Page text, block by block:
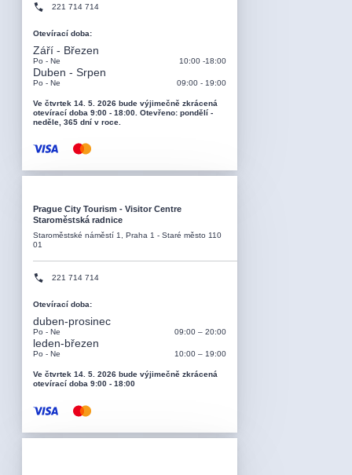
221 714 714
Otevírací doba:
Září - Březen
Po - Ne 10:00 -18:00
Duben - Srpen
Po - Ne 09:00 - 19:00
Ve čtvrtek 14. 5. 2026 bude výjimečně zkrácená
otevírací doba 9:00 - 18:00. Otevřeno: pondělí -
neděle, 365 dní v roce.
Prague City Tourism - Visitor Centre
Staroměstská radnice
Staroměstské náměstí 1, Praha 1 - Staré město 110
01
221 714 714
Otevírací doba:
duben-prosinec
Po - Ne 09:00 – 20:00
leden-březen
Po - Ne 10:00 – 19:00
Ve čtvrtek 14. 5. 2026 bude výjimečně zkrácená
otevírací doba 9:00 - 18:00